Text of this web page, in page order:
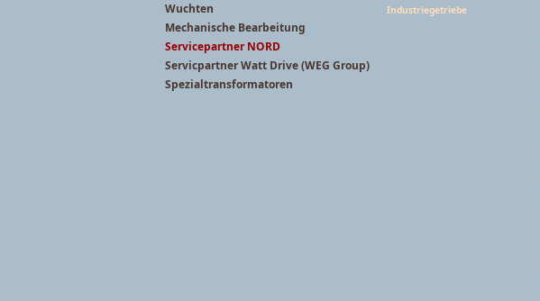
Wuchten
Mechanische Bearbeitung
Servicepartner NORD
Servicpartner Watt Drive (WEG Group)
Spezialtransformatoren
Industriegetriebe